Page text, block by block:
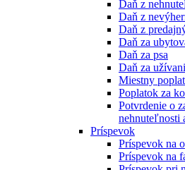
Daň z
Daň z
Daň z
Daň za
Daň za psa
Daň za
Miestny
Poplatok za
Potvrdenie o
nehnuteľnosti
Príspevok
Príspevok na
Príspevok na